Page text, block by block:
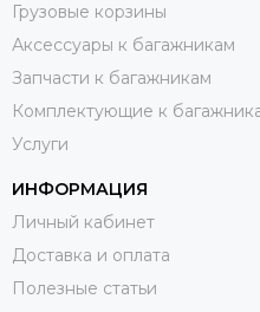
Грузовые корзины
Аксессуары к багажникам
Запчасти к багажникам
Комплектующие к
Услуги
ИНФОРМАЦИЯ
Личный кабинет
Доставка и оплата
Полезные статьи